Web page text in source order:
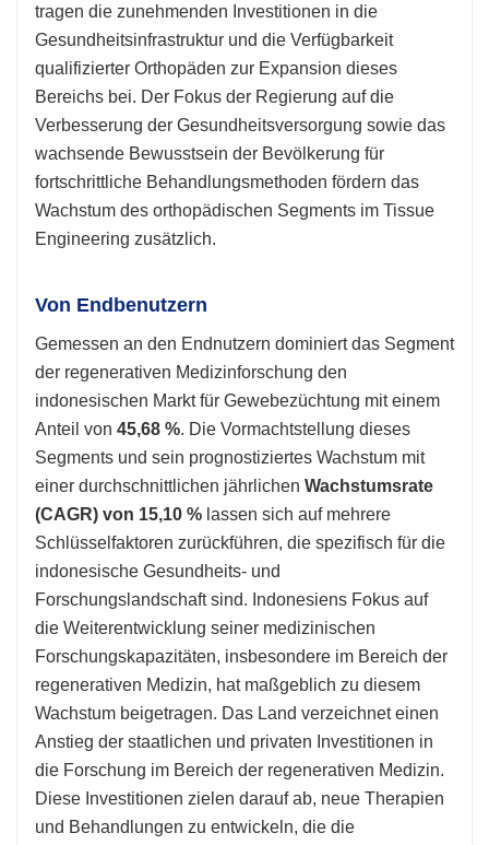
tragen die zunehmenden Investitionen in die
Gesundheitsinfrastruktur und die Verfügbarkeit
qualifizierter Orthopäden zur Expansion dieses
Bereichs bei. Der Fokus der Regierung auf die
Verbesserung der Gesundheitsversorgung sowie das
wachsende Bewusstsein der Bevölkerung für
fortschrittliche Behandlungsmethoden fördern das
Wachstum des orthopädischen Segments im Tissue
Engineering zusätzlich.
Von Endbenutzern
Gemessen an den Endnutzern dominiert das Segment
der regenerativen Medizinforschung den
indonesischen Markt für Gewebezüchtung mit einem
Anteil von 45,68 %. Die Vormachtstellung dieses
Segments und sein prognostiziertes Wachstum mit
einer durchschnittlichen jährlichen Wachstumsrate
(CAGR) von 15,10 % lassen sich auf mehrere
Schlüsselfaktoren zurückführen, die spezifisch für die
indonesische Gesundheits- und
Forschungslandschaft sind. Indonesiens Fokus auf
die Weiterentwicklung seiner medizinischen
Forschungskapazitäten, insbesondere im Bereich der
regenerativen Medizin, hat maßgeblich zu diesem
Wachstum beigetragen. Das Land verzeichnet einen
Anstieg der staatlichen und privaten Investitionen in
die Forschung im Bereich der regenerativen Medizin.
Diese Investitionen zielen darauf ab, neue Therapien
und Behandlungen zu entwickeln, die die